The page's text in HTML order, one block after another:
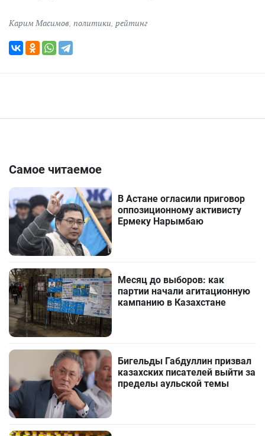
Карим Масимов, политики, рейтинг
Самое читаемое
В Астане огласили приговор
оппозиционному активисту
Ермеку Нарымбаю
Месяц до выборов: как
партии начали агитационную
кампанию в Казахстане
Бигельды Габдуллин призвал
казахских писателей выйти за
пределы аульской темы